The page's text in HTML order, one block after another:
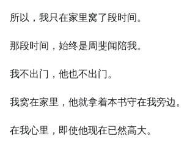
所以，我只在家里窝了段时间。
那段时间，始终是周斐闻陪我。
我不出门，他也不出门。
我窝在家里，他就拿着本书守在我旁边。
在我心里，即使他现在已然高大。